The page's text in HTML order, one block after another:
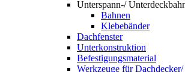
Unterspann-/
Bahnen
Klebebänder
Dachfenster
Unterkonstruktion
Befestigungsmaterial
Werkzeuge für